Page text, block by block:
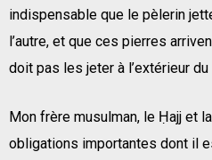
indispensable que le pèlerin
l’autre, et que ces pierres
doit pas les jeter à l’extérieur du
Mon frère musulman, le Ḥajj et
obligations importantes dont il